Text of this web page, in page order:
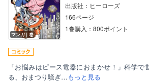
マンガ｜巻
出版社：ヒーローズ
166ページ
1巻購入：800ポイント
「お悩みはピース電器におまかせ！」科学で
る、おまつり騒ぎ…もっと見る